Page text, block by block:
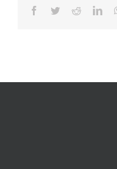
Facebook
TwitterReddit